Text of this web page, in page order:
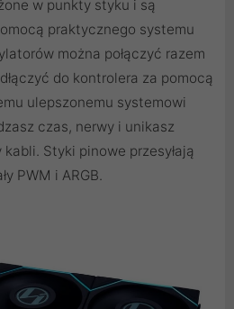
w punkty styku i są
praktycznego systemu
można połączyć razem
do kontrolera za pomocą
ulepszonemu systemowi
czas, nerwy i unikasz
Styki pinowe przesyłają
PWM i ARGB.